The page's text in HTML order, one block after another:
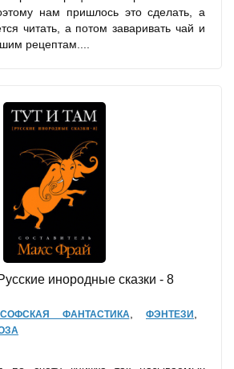
нам пришлось это сделать, а
читать, а потом заваривать чай и
рецептам....
инородные сказки - 8
ФАНТАСТИКА ФЭНТЕЗИ